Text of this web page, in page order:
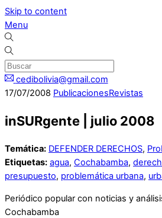
Skip to content
Menu
cedibolivia@gmail.com
17/07/2008 PublicacionesRevistas
inSURgente | julio 2008
Temática: DEFENDER DERECHOS,
Etiquetas: agua, Cochabamba,
presupuesto, problemática urbana,
Periódico popular con noticias y
Cochabamba